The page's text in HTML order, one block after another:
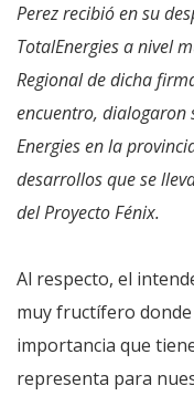
Perez recibió en su
TotalEnergies a nivel
Regional de dicha
encuentro, dialogaron
Energies en la
desarrollos que se
del Proyecto Fénix.
Al respecto, el
muy fructífero
importancia que
representa para